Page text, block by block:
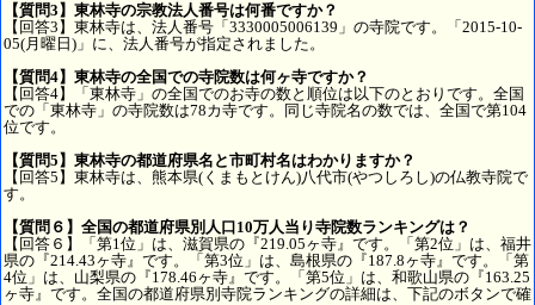
【質問3】東林寺の宗教法人番号は何番ですか？
【回答3】東林寺は、法人番号「3330005006139」の寺院です。「2015-10-
05(月曜日)」に、法人番号が指定されました。
【質問4】東林寺の全国での寺院数は何ヶ寺ですか？
【回答4】「東林寺」の全国でのお寺の数と順位は以下のとおりです。全国
での「東林寺」の寺院数は78カ寺です。同じ寺院名の数では、全国で第104
位です。
【質問5】東林寺の都道府県名と市町村名はわかりますか？
【回答5】東林寺は、熊本県(くまもとけん)八代市(やつしろし)の仏教寺院で
す。
【質問６】全国の都道府県別人口10万人当り寺院数ランキングは？
【回答６】「第1位」は、滋賀県の『219.05ヶ寺』です。「第2位」は、福井
県の『214.43ヶ寺』です。「第3位」は、島根県の『187.8ヶ寺』です。「第
4位」は、山梨県の『178.46ヶ寺』です。「第5位」は、和歌山県の『163.25
ヶ寺』です。全国の都道府県別寺院ランキングの詳細は、下記のボタンで確